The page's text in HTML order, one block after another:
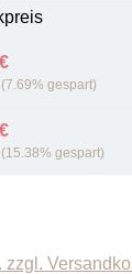
(7.69% gespart)
(15.38% gespart)
zzgl.